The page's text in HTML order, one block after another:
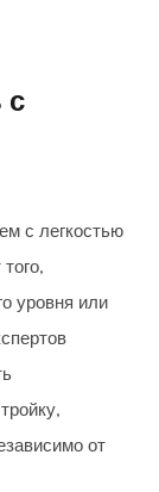
с
с легкостью
уровня или
от